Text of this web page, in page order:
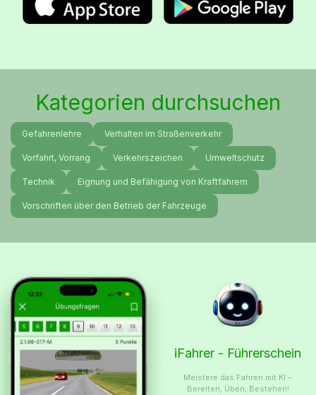
Kategorien durchsuchen
Gefahrenlehre Verhalten im Straßenverkehr
Vorfahrt, Vorrang Verkehrszeichen Umweltschutz
Technik Eignung und Befähigung von Kraftfahrern
Vorschriften über den Betrieb der Fahrzeuge
iFahrer - Führerschein
Meistere das Fahren mit KI –
Bereiten, Üben, Bestehen!